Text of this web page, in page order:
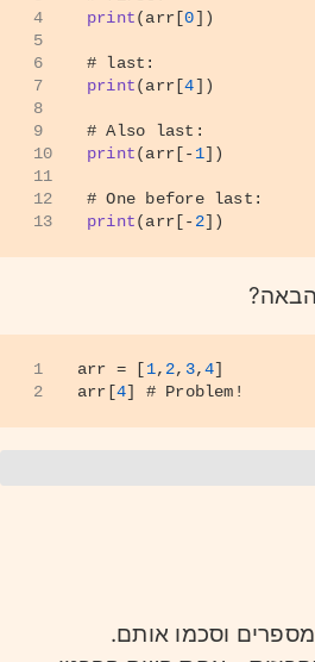
4
5
6
7
8
9
10
11
12
13
print(arr[0])
# last:
print(arr[4])
# Also last:
print(arr[- 1])
# One before last:
print(arr[- 2])
1
2
arr = [1, 2, 3,4]
arr[4] # Problem!
לנו הערה - האינדקס